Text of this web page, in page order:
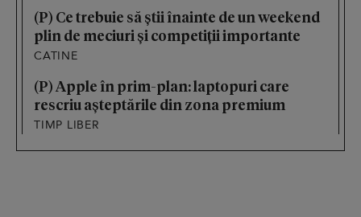
(P) Ce trebuie să știi înainte de un weekend
plin de meciuri și competiții importante
CATINE
(P) Apple în prim-plan: laptopuri care
rescriu așteptările din zona premium
TIMP LIBER